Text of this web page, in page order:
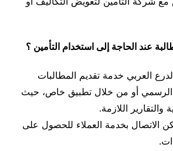
عند الحاجة إلى استخدام التأمين ؟
العربي خدمة تقديم المطالبات
الرسمي أو من خلال تطبيق خاص، حيث
والتقارير اللازمة.
الاتصال بخدمة العملاء للحصول على